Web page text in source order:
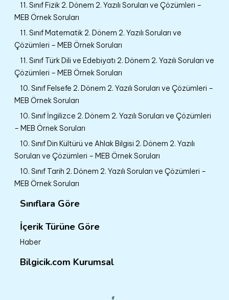
11. Sınıf Fizik 2. Dönem 2. Yazılı Soruları ve Çözümleri –
MEB Örnek Soruları
11. Sınıf Matematik 2. Dönem 2. Yazılı Soruları ve
Çözümleri – MEB Örnek Soruları
11. Sınıf Türk Dili ve Edebiyatı 2. Dönem 2. Yazılı Soruları ve
Çözümleri – MEB Örnek Soruları
10. Sınıf Felsefe 2. Dönem 2. Yazılı Soruları ve Çözümleri –
MEB Örnek Soruları
10. Sınıf İngilizce 2. Dönem 2. Yazılı Soruları ve Çözümleri
– MEB Örnek Soruları
10. Sınıf Din Kültürü ve Ahlak Bilgisi 2. Dönem 2. Yazılı
Soruları ve Çözümleri – MEB Örnek Soruları
10. Sınıf Tarih 2. Dönem 2. Yazılı Soruları ve Çözümleri –
MEB Örnek Soruları
Sınıflara Göre
İçerik Türüne Göre
Haber
Bilgicik.com Kurumsal